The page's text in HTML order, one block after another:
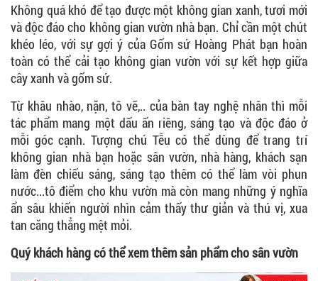
Không quá khó để tạo được một không gian xanh, tươi mới
và độc đáo cho không gian vườn nhà bạn. Chỉ cần một chút
khéo léo, với sự gợi ý của Gốm sứ Hoàng Phát bạn hoàn
toàn có thể cải tạo không gian vườn với sự kết hợp giữa
cây xanh và gốm sứ.
Từ khâu nhào, nặn, tô vẽ,.. của bàn tay nghệ nhân thì mỗi
tác phẩm mang một dấu ấn riêng, sáng tạo và độc đáo ở
mỗi góc cạnh. Tượng chú Tễu có thể dùng để trang trí
không gian nhà bạn hoặc sân vườn, nhà hàng, khách sạn
làm đèn chiếu sáng, sáng tạo thêm có thể làm vòi phun
nước...tô điểm cho khu vườn mà còn mang những ý nghĩa
ẩn sâu khiến người nhìn cảm thấy thư giản và thú vị, xua
tan căng thẳng mệt mỏi.
Quý khách hàng có thể xem thêm sản phẩm cho sân vườn